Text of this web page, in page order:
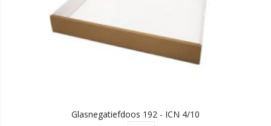
Glasnegatiefdoos 192 - ICN 4/10